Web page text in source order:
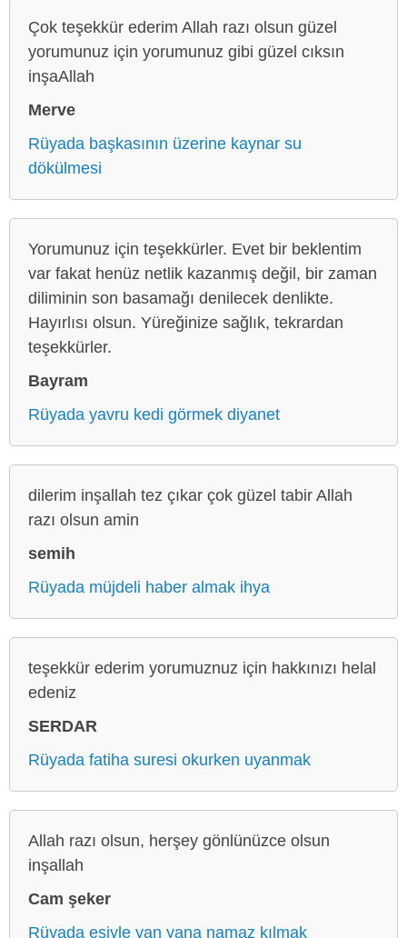
Çok teşekkür ederim Allah razı olsun güzel
yorumunuz için yorumunuz gibi güzel cıksın
inşaAllah
Merve
Rüyada başkasının üzerine kaynar su
dökülmesi
Yorumunuz için teşekkürler. Evet bir beklentim
var fakat henüz netlik kazanmış değil, bir zaman
diliminin son basamağı denilecek denlikte.
Hayırlısı olsun. Yüreğinize sağlık, tekrardan
teşekkürler.
Bayram
Rüyada yavru kedi görmek diyanet
dilerim inşallah tez çıkar çok güzel tabir Allah
razı olsun amin
semih
Rüyada müjdeli haber almak ihya
teşekkür ederim yorumuznuz için hakkınızı helal
edeniz
SERDAR
Rüyada fatiha suresi okurken uyanmak
Allah razı olsun, herşey gönlünüzce olsun
inşallah
Cam şeker
Rüyada eşiyle yan yana namaz kılmak